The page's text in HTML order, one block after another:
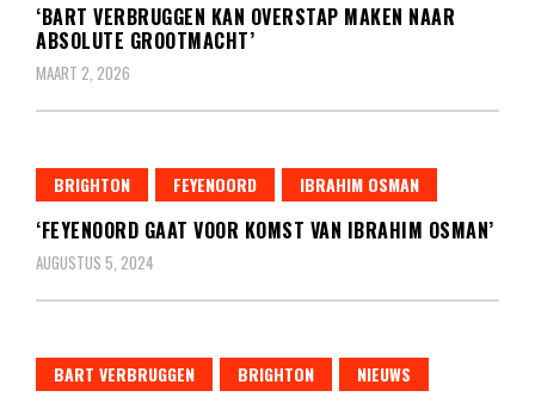
‘BART VERBRUGGEN KAN OVERSTAP MAKEN NAAR
ABSOLUTE GROOTMACHT’
MAART 2, 2026
BRIGHTON FEYENOORD IBRAHIM OSMAN
‘FEYENOORD GAAT VOOR KOMST VAN IBRAHIM OSMAN’
AUGUSTUS 5, 2024
BART VERBRUGGEN BRIGHTON NIEUWS